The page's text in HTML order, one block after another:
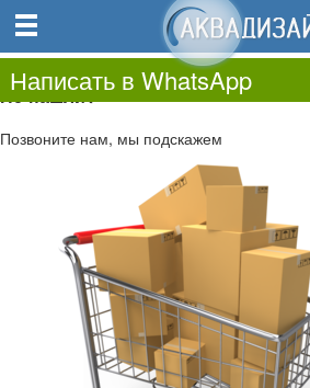
0.00
0
Не нашли?
Позвоните нам, мы подскажем
Написать в WhatsApp